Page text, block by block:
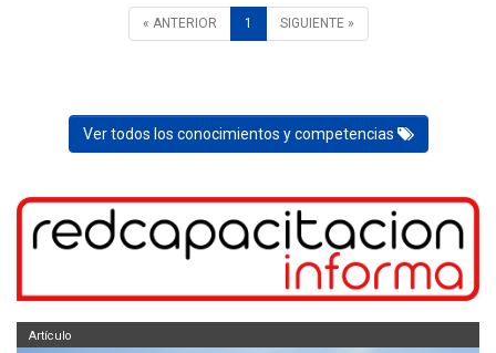
« ANTERIOR 1 SIGUIENTE »
Ver todos los conocimientos y competencias
Artículo